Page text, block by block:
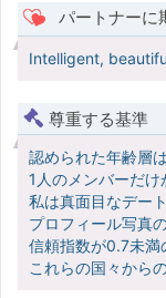
パートナーに
Intelligent,
尊重する基準
認められた年齢層は
1人のメンバーだ
私は真面目なデー
プロフィール写真
信頼指数が0.7未満
これらの国々から